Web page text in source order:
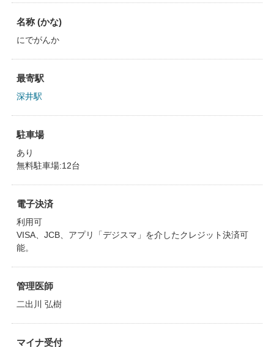
名称 (かな)
にでがんか
最寄駅
深井駅
駐車場
あり
無料駐車場:12台
電子決済
利用可
VISA、JCB、アプリ「デジスマ」を介したクレジット決済可
能。
管理医師
二出川 弘樹
マイナ受付